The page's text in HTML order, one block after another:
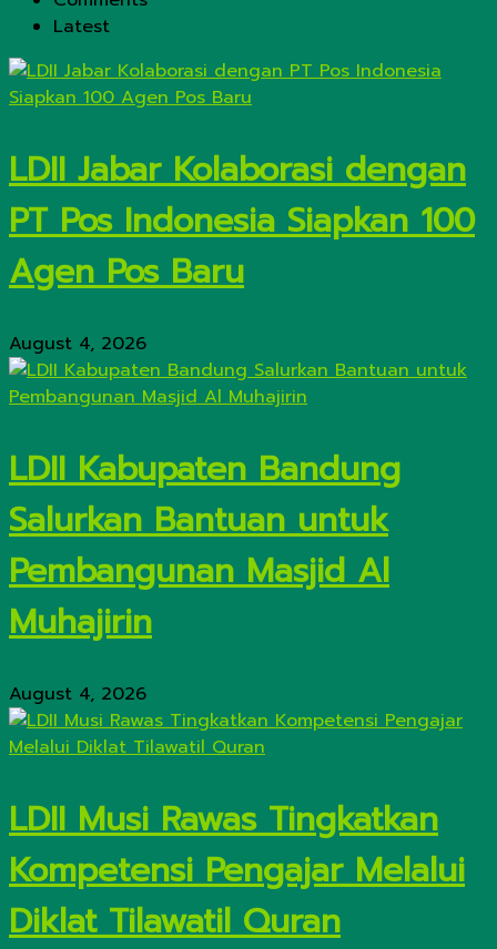
Latest
LDII Jabar Kolaborasi dengan
PT Pos Indonesia Siapkan 100
Agen Pos Baru
August 4, 2026
LDII Kabupaten Bandung
Salurkan Bantuan untuk
Pembangunan Masjid Al
Muhajirin
August 4, 2026
LDII Musi Rawas Tingkatkan
Kompetensi Pengajar Melalui
Diklat Tilawatil Quran